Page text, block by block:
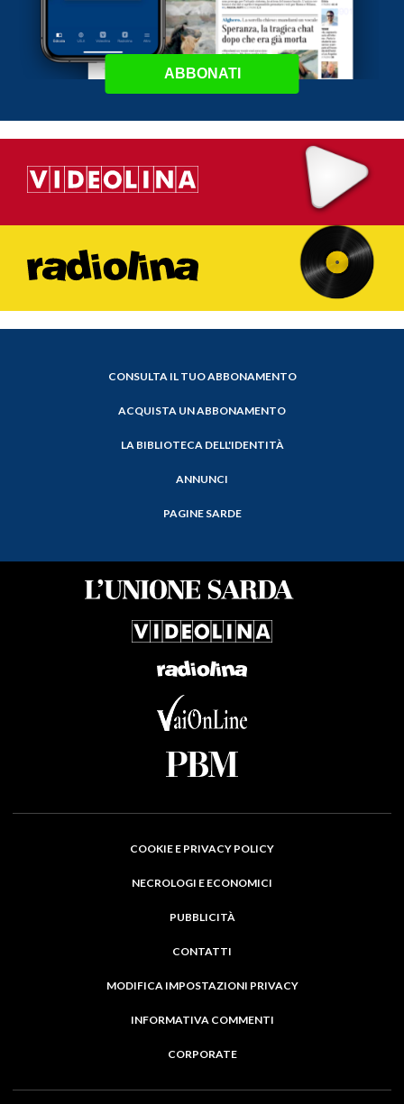
ABBONATI
CONSULTA IL TUO ABBONAMENTO
ACQUISTA UN ABBONAMENTO
LA BIBLIOTECA DELL'IDENTITÀ
ANNUNCI
PAGINE SARDE
COOKIE E PRIVACY POLICY
NECROLOGI E ECONOMICI
PUBBLICITÀ
CONTATTI
MODIFICA IMPOSTAZIONI PRIVACY
INFORMATIVA COMMENTI
CORPORATE